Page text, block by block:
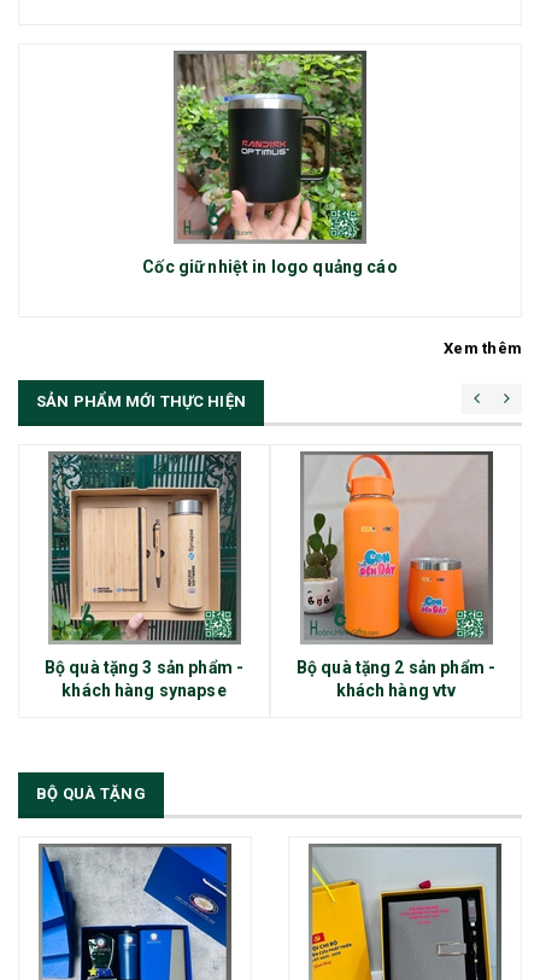
Cốc giữ nhiệt in logo quảng cáo
Xem thêm
SẢN PHẨM MỚI THỰC HIỆN
Bộ quà tặng 3 sản phẩm -
khách hàng synapse
Bộ quà tặng 2 sản phẩm -
khách hàng vtv
BỘ QUÀ TẶNG